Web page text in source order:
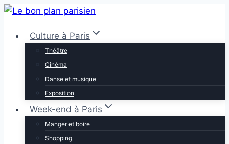
Aller
contenuCulture à Paris
Théâtre
Cinéma
Danse et musique
Exposition
Week-end à Paris
Manger et boire
Shopping